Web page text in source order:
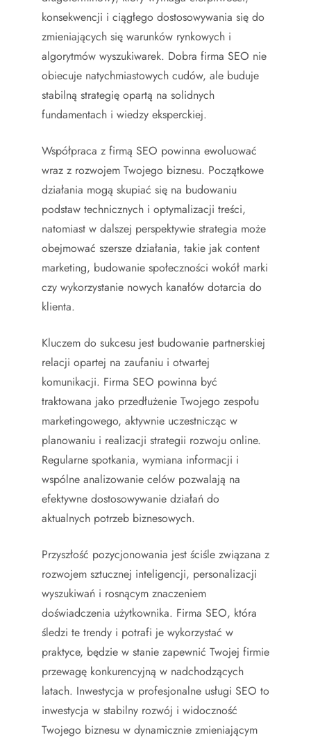
konsekwencji i ciągłego dostosowywania się do
zmieniających się warunków rynkowych i
algorytmów wyszukiwarek. Dobra firma SEO nie
obiecuje natychmiastowych cudów, ale buduje
stabilną strategię opartą na solidnych
fundamentach i wiedzy eksperckiej.
Współpraca z firmą SEO powinna ewoluować
wraz z rozwojem Twojego biznesu. Początkowe
działania mogą skupiać się na budowaniu
podstaw technicznych i optymalizacji treści,
natomiast w dalszej perspektywie strategia może
obejmować szersze działania, takie jak content
marketing, budowanie społeczności wokół marki
czy wykorzystanie nowych kanałów dotarcia do
klienta.
Kluczem do sukcesu jest budowanie partnerskiej
relacji opartej na zaufaniu i otwartej
komunikacji. Firma SEO powinna być
traktowana jako przedłużenie Twojego zespołu
marketingowego, aktywnie uczestnicząc w
planowaniu i realizacji strategii rozwoju online.
Regularne spotkania, wymiana informacji i
wspólne analizowanie celów pozwalają na
efektywne dostosowywanie działań do
aktualnych potrzeb biznesowych.
Przyszłość pozycjonowania jest ściśle związana z
rozwojem sztucznej inteligencji, personalizacji
wyszukiwań i rosnącym znaczeniem
doświadczenia użytkownika. Firma SEO, która
śledzi te trendy i potrafi je wykorzystać w
praktyce, będzie w stanie zapewnić Twojej firmie
przewagę konkurencyjną w nadchodzących
latach. Inwestycja w profesjonalne usługi SEO to
inwestycja w stabilny rozwój i widoczność
Twojego biznesu w dynamicznie zmieniającym